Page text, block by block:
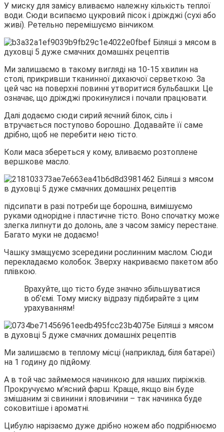
У миску для замісу вливаємо належну кількість теплої
води. Сюди всипаємо цукровий пісок і дріжджі (сухі або
живі). Ретельно перемішуємо вінчиком.
Ми залишаємо в такому вигляді на 10-15 хвилин на
столі, прикривши тканинної дихаючої серветкою. За
цей час на поверхні повинні утворитися бульбашки. Це
означає, що дріжджі прокинулися і почали працювати.
Далі додаємо сюди сирий яєчний білок, сіль і
втручається поступово борошно. Додавайте її саме
дрібно, щоб не перебити нею тісто.
Коли маса збереться у кому, вливаємо розтоплене
вершкове масло.
підсипати в разі потреби ще борошна, вимішуємо
руками однорідне і пластичне тісто. Воно спочатку може
злегка липнути до долонь, але з часом замісу перестане.
Багато муки не додаємо!
Чашку змащуємо зсередини рослинним маслом. Сюди
перекладаємо колобок. Зверху накриваємо пакетом або
плівкою.
Врахуйте, що тісто буде значно збільшуватися
в об’ємі. Тому миску відразу підбирайте з цим
урахуванням!
Ми залишаємо в теплому місці (наприклад, біля батареї)
на 1 годину до підйому.
А в той час займемося начинкою для наших пиріжків.
Прокручуємо м’ясний фарш. Краще, якщо він буде
змішаним зі свинини і яловичини – так начинка буде
соковитіше і ароматні.
Цибулю нарізаємо дуже дрібно ножем або подрібнюємо